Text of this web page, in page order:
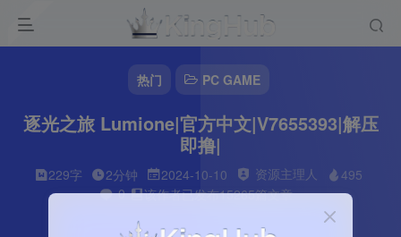
热门 PC GAME
逐光之旅 Lumione|官方中文|V7655393|解压
即撸|
229字 2分钟 2024-10-10 资源主理人
495
0
该作者已发布15265篇文章